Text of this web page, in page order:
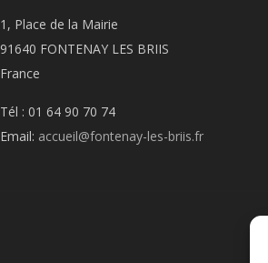
1, Place de la Mairie
91640 FONTENAY LES BRIIS
France
Tél : 01 64 90 70 74
Email: accueil@fontenay-les-briis.fr